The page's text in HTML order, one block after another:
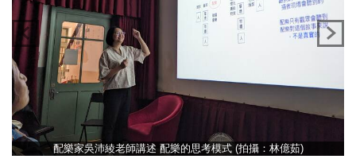
配樂家吳沛綾老師講述 配樂的思考模式 (拍攝：林億茹)